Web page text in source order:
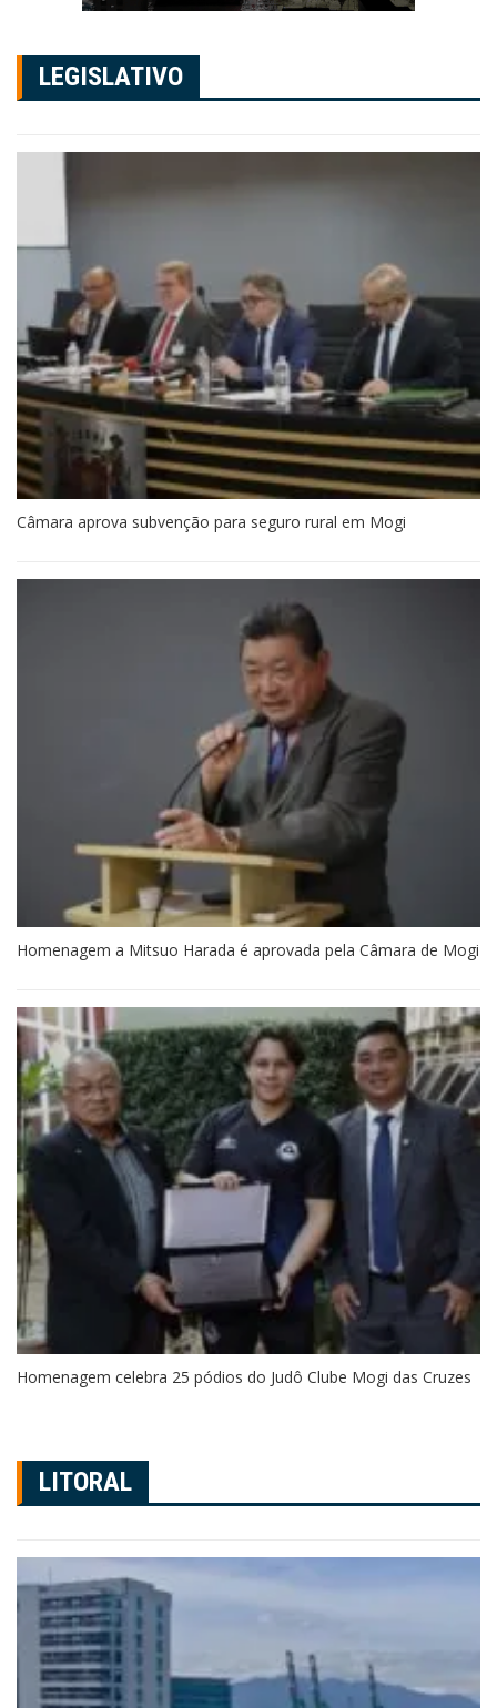
LEGISLATIVO
Câmara aprova subvenção para seguro rural em Mogi
Homenagem a Mitsuo Harada é aprovada pela Câmara de Mogi
Homenagem celebra 25 pódios do Judô Clube Mogi das Cruzes
LITORAL